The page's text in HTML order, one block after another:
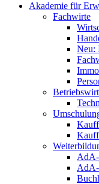
Akademie für
Fachwirte
Neu: